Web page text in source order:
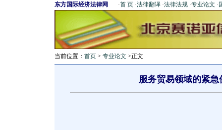
东方国际经济法律网 ·首 页 ·法律翻译 ·法律法规 ·专业论文 ·
当前位置： 首页 > 专业论文 >正文
服务贸易领域的紧